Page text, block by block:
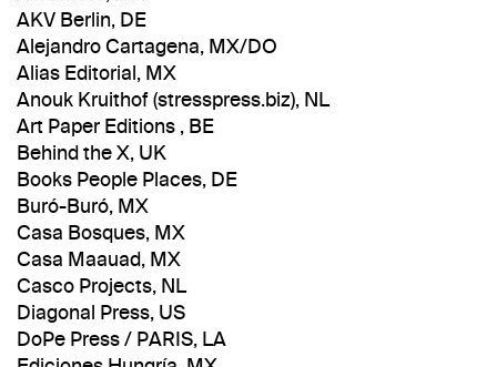
AKV Berlin, DE
Alejandro Cartagena, MX/DO
Alias Editorial, MX
Anouk Kruithof (stresspress.biz), NL
Art Paper Editions , BE
Behind the X, UK
Books People Places, DE
Buró-Buró, MX
Casa Bosques, MX
Casa Maauad, MX
Casco Projects, NL
Diagonal Press, US
DoPe Press / PARIS, LA